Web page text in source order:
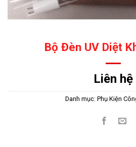
Bộ Đèn UV Diệt
Liên hệ
Danh mục: Phụ Kiện